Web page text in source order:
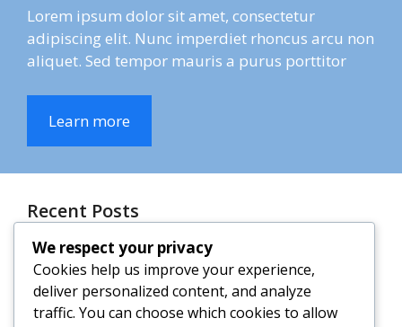
Lorem ipsum dolor sit amet, consectetur
adipiscing elit. Nunc imperdiet rhoncus arcu non
aliquet. Sed tempor mauris a purus porttitor
Learn more
Recent Posts
The Fastest WordPress Theme
Top 10 Contact Form Plugins
We respect your privacy
Cookies help us improve your experience,
deliver personalized content, and analyze
traffic. You can choose which cookies to allow